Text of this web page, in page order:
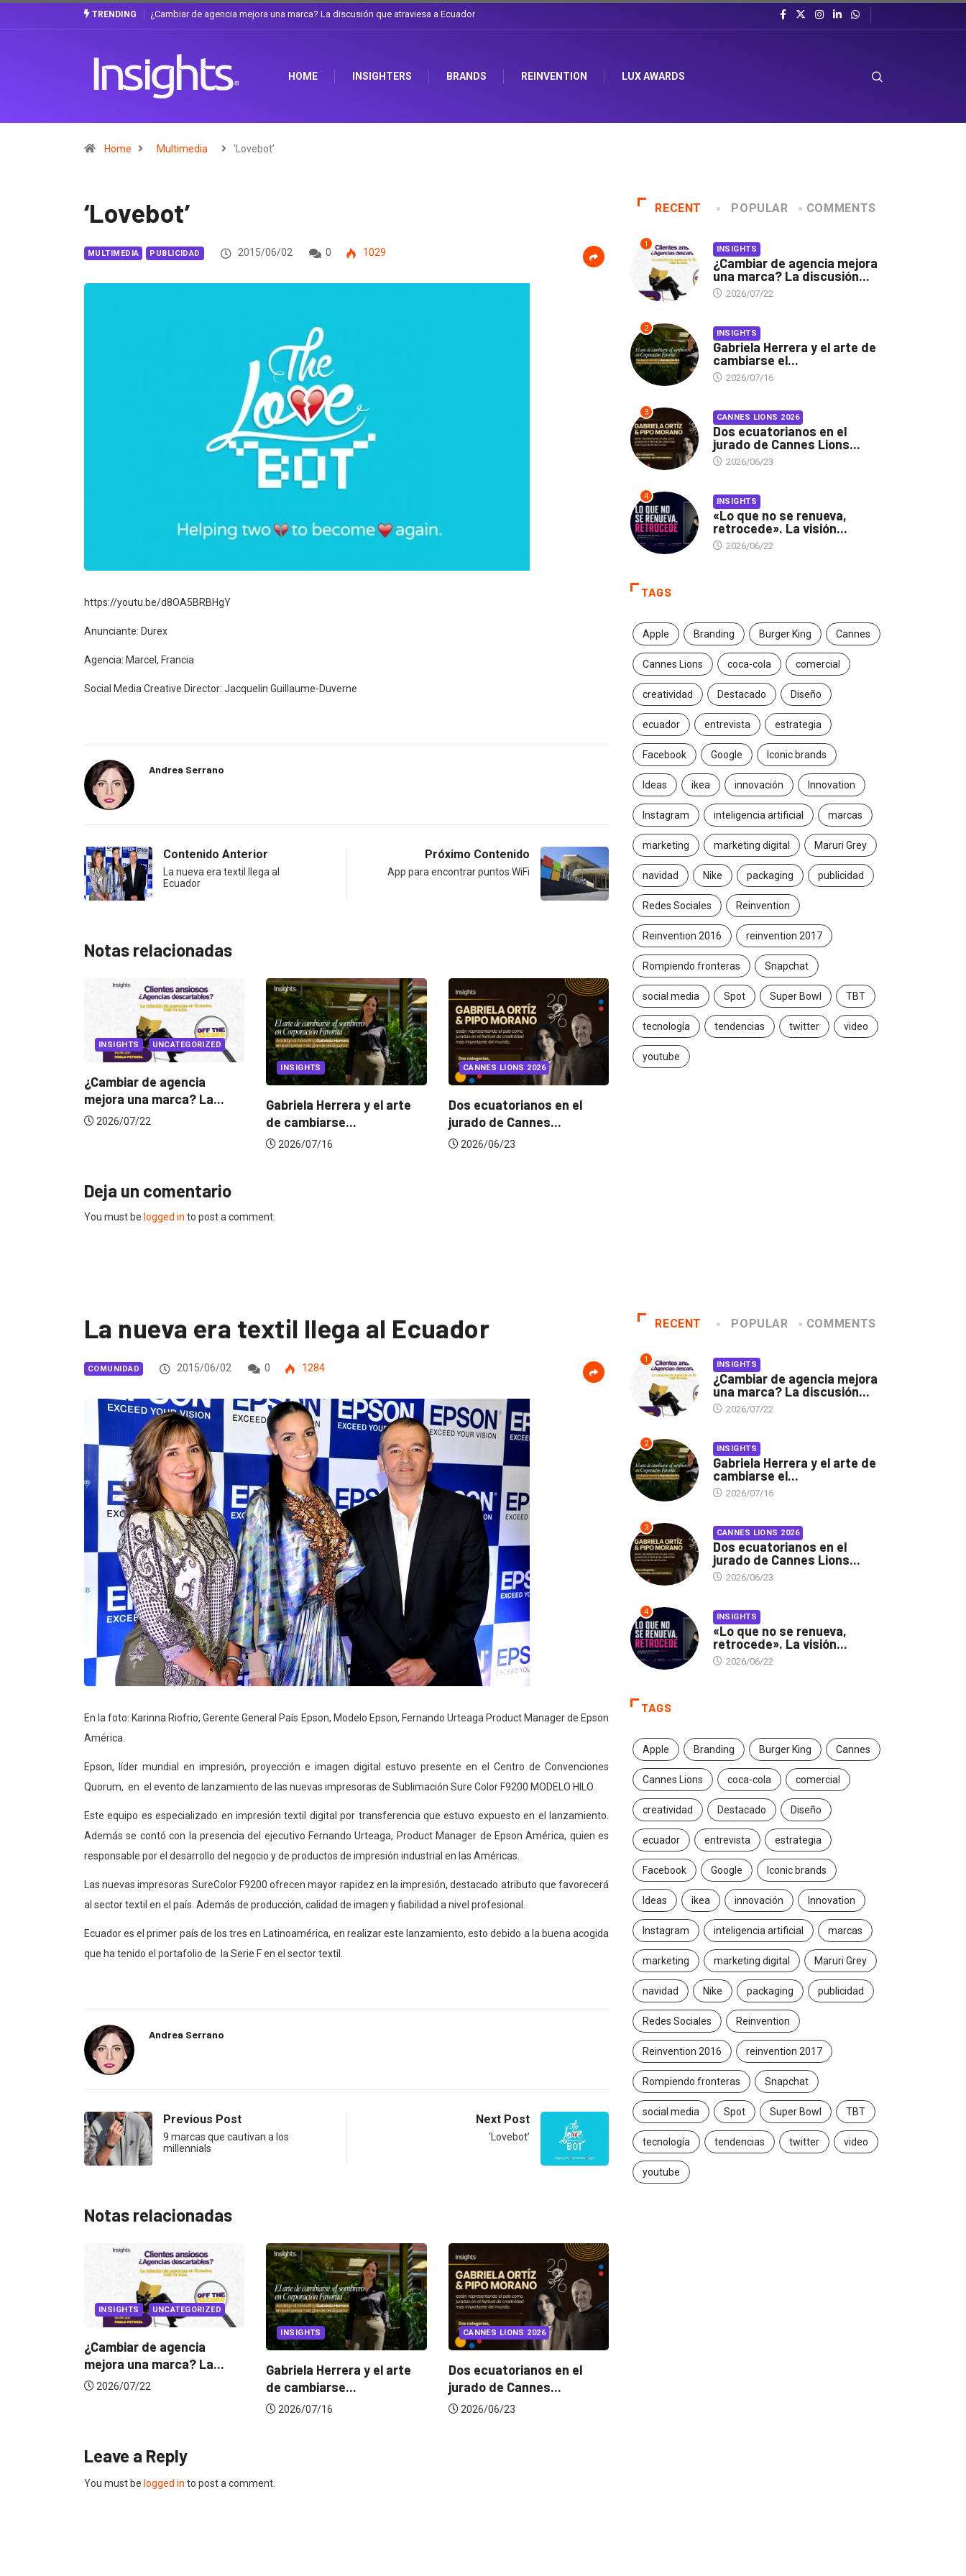
TRENDING Gabriela Herrera y el arte de cambiarse el sombrero en Corporación Favorita
HOME INSIGHTERS BRANDS REINVENTION LUX AWARDS
Home Multimedia ‘Lovebot’
‘Lovebot’
MULTIMEDIA PUBLICIDAD 2015/06/02 0 1029
https://youtu.be/d8OA5BRBHgY
Anunciante: Durex
Agencia: Marcel, Francia
Social Media Creative Director: Jacquelin Guillaume-Duverne
Andrea Serrano
Contenido Anterior
La nueva era textil llega al
Ecuador
Próximo Contenido
App para encontrar puntos WiFi
Notas relacionadas
Gabriela Herrera y el arte
de cambiarse...
CANNES LIONS 2026
Dos ecuatorianos en el
jurado de Cannes...
2026/06/23
INSIGHTS UNCATEGORIZED
¿Cambiar de agencia
mejora una marca? La...
2026/07/22
INSIGHTS
Deja un comentario
You must be logged in to post a comment.
RECENT POPULAR COMMENTS
1 INSIGHTS
¿Cambiar de agencia mejora
una marca? La discusión...
2026/07/22
2 INSIGHTS
Gabriela Herrera y el arte de
cambiarse el...
2026/07/16
3 CANNES LIONS 2026
Dos ecuatorianos en el
jurado de Cannes Lions...
2026/06/23
4 INSIGHTS
«Lo que no se renueva,
retrocede». La visión...
2026/06/22
TAGS
Apple Branding Burger King Cannes
Cannes Lions coca-cola comercial
creatividad Destacado Diseño
ecuador entrevista estrategia
Facebook Google Iconic brands
Ideas ikea innovación Innovation
Instagram inteligencia artificial marcas
marketing marketing digital Maruri Grey
navidad Nike packaging publicidad
Redes Sociales Reinvention
Reinvention 2016 reinvention 2017
Rompiendo fronteras Snapchat
social media Spot Super Bowl TBT
tecnología tendencias twitter video
youtube
La nueva era textil llega al Ecuador
COMUNIDAD 2015/06/02 0 1284
En la foto: Karinna Riofrio, Gerente General País Epson, Modelo Epson, Fernando Urteaga Product Manager de Epson
América.
Epson, líder mundial en impresión, proyección e imagen digital estuvo presente en el Centro de Convenciones
Quorum, en el evento de lanzamiento de las nuevas impresoras de Sublimación Sure Color F9200 MODELO HILO.
Este equipo es especializado en impresión textil digital por transferencia que estuvo expuesto en el lanzamiento.
Además se contó con la presencia del ejecutivo Fernando Urteaga, Product Manager de Epson América, quien es
responsable por el desarrollo del negocio y de productos de impresión industrial en las Américas.
Las nuevas impresoras SureColor F9200 ofrecen mayor rapidez en la impresión, destacado atributo que favorecerá
al sector textil en el país. Además de producción, calidad de imagen y fiabilidad a nivel profesional.
Ecuador es el primer país de los tres en Latinoamérica, en realizar este lanzamiento, esto debido a la buena acogida
que ha tenido el portafolio de la Serie F en el sector textil.
Andrea Serrano
Previous Post
9 marcas que cautivan a los
millennials
Next Post
‘Lovebot’
Notas relacionadas
Gabriela Herrera y el arte
de cambiarse...
CANNES LIONS 2026
Dos ecuatorianos en el
jurado de Cannes...
2026/06/23
INSIGHTS UNCATEGORIZED
¿Cambiar de agencia
mejora una marca? La...
2026/07/22
Leave a Reply
You must be logged in to post a comment.
RECENT POPULAR COMMENTS
1 INSIGHTS
¿Cambiar de agencia mejora
una marca? La discusión...
2026/07/22
2 INSIGHTS
Gabriela Herrera y el arte de
cambiarse el...
2026/07/16
3 CANNES LIONS 2026
Dos ecuatorianos en el
jurado de Cannes Lions...
2026/06/23
4 INSIGHTS
«Lo que no se renueva,
retrocede». La visión...
2026/06/22
TAGS
Apple Branding Burger King Cannes
Cannes Lions coca-cola comercial
creatividad Destacado Diseño
ecuador entrevista estrategia
Facebook Google Iconic brands
Ideas ikea innovación Innovation
Instagram inteligencia artificial marcas
marketing marketing digital Maruri Grey
navidad Nike packaging publicidad
Redes Sociales Reinvention
Reinvention 2016 reinvention 2017
Rompiendo fronteras Snapchat
social media Spot Super Bowl TBT
tecnología tendencias twitter video
youtube